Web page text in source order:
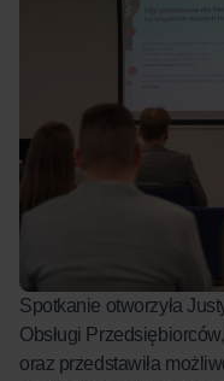
Spotkanie otworzyła
Obsługi
oraz przedstawiła